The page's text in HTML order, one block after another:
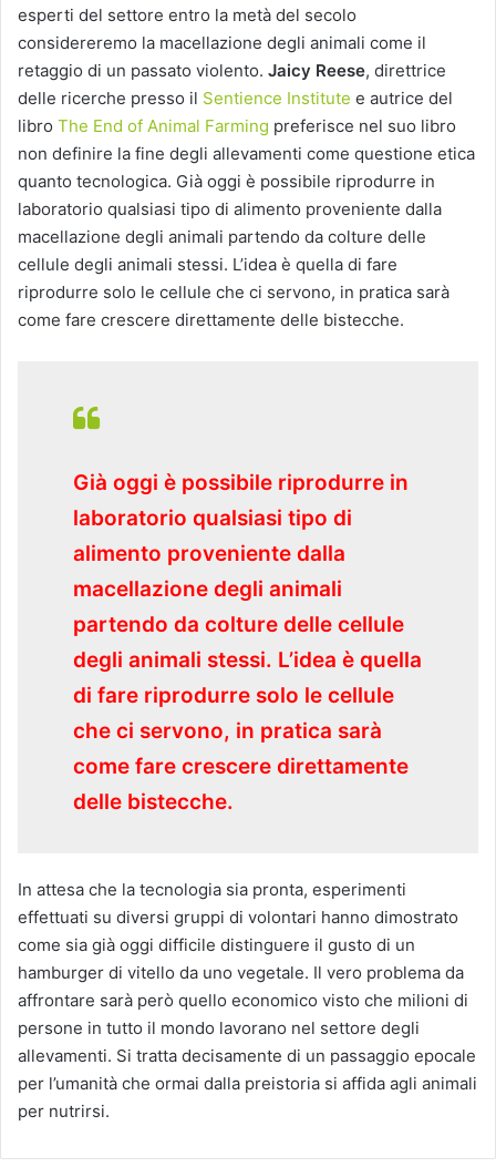
esperti del settore entro la metà del secolo
considereremo la macellazione degli animali come il
retaggio di un passato violento. Jaicy Reese, direttrice
delle ricerche presso il Sentience Institute e autrice del
libro The End of Animal Farming preferisce nel suo libro
non definire la fine degli allevamenti come questione etica
quanto tecnologica. Già oggi è possibile riprodurre in
laboratorio qualsiasi tipo di alimento proveniente dalla
macellazione degli animali partendo da colture delle
cellule degli animali stessi. L’idea è quella di fare
riprodurre solo le cellule che ci servono, in pratica sarà
come fare crescere direttamente delle bistecche.
Già oggi è possibile riprodurre in
laboratorio qualsiasi tipo di
alimento proveniente dalla
macellazione degli animali
partendo da colture delle cellule
degli animali stessi. L’idea è quella
di fare riprodurre solo le cellule
che ci servono, in pratica sarà
come fare crescere direttamente
delle bistecche.
In attesa che la tecnologia sia pronta, esperimenti
effettuati su diversi gruppi di volontari hanno dimostrato
come sia già oggi difficile distinguere il gusto di un
hamburger di vitello da uno vegetale. Il vero problema da
affrontare sarà però quello economico visto che milioni di
persone in tutto il mondo lavorano nel settore degli
allevamenti. Si tratta decisamente di un passaggio epocale
per l’umanità che ormai dalla preistoria si affida agli animali
per nutrirsi.